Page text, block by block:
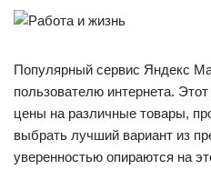
Популярный сервис Яндекс
пользователю интернета.
цены на различные товары,
выбрать лучший вариант из
уверенностью опираются на